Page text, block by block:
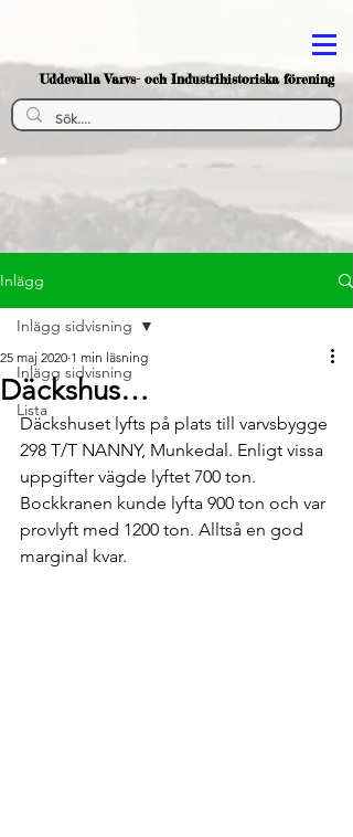
Uddevalla Varvs- och Industrihistoriska förening
Inlägg
Inlägg sidvisning
Lista
Inlägg sidvisning
Däckshus…
25 maj 2020 1 min läsning
Däckshuset lyfts på plats till varvsbygge
298 T/T NANNY, Munkedal. Enligt vissa
uppgifter vägde lyftet 700 ton.
Bockkranen kunde lyfta 900 ton och var
provlyft med 1200 ton. Alltså en god
marginal kvar.